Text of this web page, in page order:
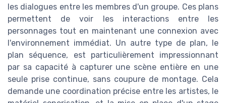
les dialogues entre les membres d'un groupe. Ces plans
permettent de voir les interactions entre les
personnages tout en maintenant une connexion avec
l'environnement immédiat. Un autre type de plan, le
plan séquence, est particulièrement impressionnant
par sa capacité à capturer une scène entière en une
seule prise continue, sans coupure de montage. Cela
demande une coordination précise entre les artistes, le